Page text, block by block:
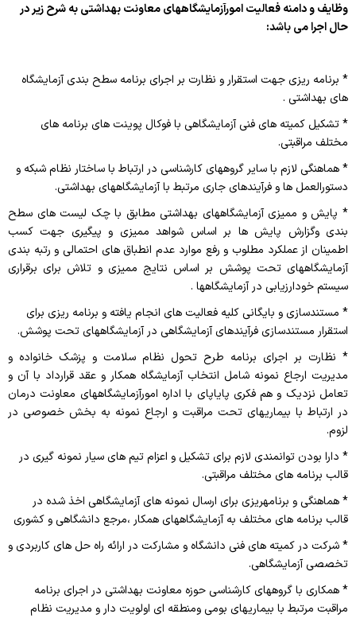
وظایف و دامنه فعالیت امورآزمایشگاههای معاونت بهداشتی به شرح زیر در
حال اجرا می باشد:
* برنامه ریزی جهت استقرار و نظارت بر اجرای برنامه سطح بندی آزمایشگاه
های بهداشتی .
* تشکیل کمیته های فنی آزمایشگاهی با فوکال پوینت های برنامه های
مختلف مراقبتی.
* هماهنگی لازم با سایر گروههای کارشناسی در ارتباط با ساختار نظام شبکه و
دستورالعمل ها و فرآیندهای جاری مرتبط با آزمایشگاههای بهداشتی.
* پایش و ممیزی آزمایشگاههای بهداشتی مطابق با چک لیست های سطح
بندی وگزارش پایش ها بر اساس شواهد ممیزی و پیگیری جهت کسب
اطمینان از عملکرد مطلوب و رفع موارد عدم انطباق های احتمالی و رتبه بندی
آزمایشگاههای تحت پوشش بر اساس نتایج ممیزی و تلاش برای برقراری
سیستم خودارزیابی در آزمایشگاهها .
* مستندسازی و بایگانی کلیه فعالیت های انجام یافته و برنامه ریزی برای
استقرار مستندسازی فرآیندهای آزمایشگاهی در آزمایشگاههای تحت پوشش.
* نظارت بر اجرای برنامه طرح تحول نظام سلامت و پزشک خانواده و
مدیریت ارجاع نمونه شامل انتخاب آزمایشگاه همکار و عقد قرارداد با آن و
تعامل نزدیک و هم فکری پایاپای با اداره امورآزمایشگاههای معاونت درمان
در ارتباط با بیماریهای تحت مراقبت و ارجاع نمونه به بخش خصوصی در
لزوم.
* دارا بودن توانمندی لازم برای تشکیل و اعزام تیم های سیار نمونه گیری در
قالب برنامه های مختلف مراقبتی.
* هماهنگی و برنامه­­ریزی برای ارسال نمونه های آزمایشگاهی اخذ شده در
قالب برنامه های مختلف به آزمایشگاه­های همکار ،مرجع دانشگاهی و کشوری
* شرکت در کمیته های فنی دانشگاه و مشارکت در ارائه راه حل های کاربردی و
تخصصی آزمایشگاهی.
* همکاری با گروههای کارشناسی حوزه معاونت بهداشتی در اجرای برنامه
مراقبت مرتبط با بیماریهای بومی ومنطقه ای اولویت دار و مدیریت نظام